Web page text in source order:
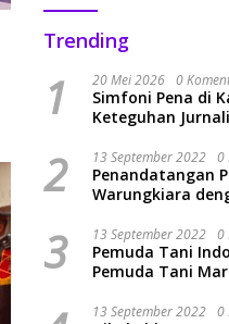
Trending
1 20 Mei 2026 0
Simfoni Pena di
Keteguhan
2 13 September 2022 0
Penandatangan
Warungkiara
3 13 September 2022 0
Pemuda Tani
Pemuda Tani
13 September 2022 0